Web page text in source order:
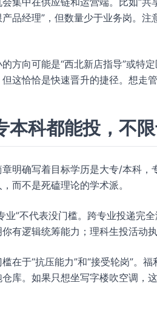
品经理”，但数量少于业务岗。
方向可能是“西北新店指导”或特
这恰恰是快速晋升的捷径。想走
本科都能投，不
明确写着目标学历是大专/本科
而不是死磕理论的学术派。
业”不代表没门槛。跨专业投递完
有逻辑统筹能力；理科生投活动
在于“抗压能力”和“接受轮岗”。
仓库。如果只想坐写字楼吹空调，